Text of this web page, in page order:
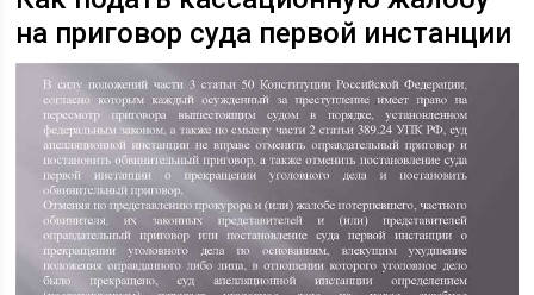
на приговор суда первой инстанции